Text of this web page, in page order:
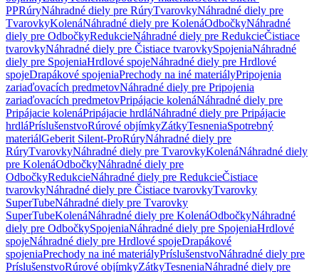
PPRúryNáhradné diely pre RúryTvarovkyNáhradné diely pre
TvarovkyKolenáNáhradné diely pre KolenáOdbočkyNáhradné
diely pre OdbočkyRedukcieNáhradné diely pre RedukcieČistiace
tvarovkyNáhradné diely pre Čistiace tvarovkySpojeniaNáhradné
diely pre SpojeniaHrdlové spojeNáhradné diely pre Hrdlové
spojeDrapákové spojeniaPrechody na iné materiályPripojenia
zariaďovacích predmetovNáhradné diely pre Pripojenia
zariaďovacích predmetovPripájacie kolenáNáhradné diely pre
Pripájacie kolenáPripájacie hrdláNáhradné diely pre Pripájacie
hrdláPríslušenstvoRúrové objímkyZátkyTesneniaSpotrebný
materiálGeberit Silent-ProRúryNáhradné diely pre
RúryTvarovkyNáhradné diely pre TvarovkyKolenáNáhradné diely
pre KolenáOdbočkyNáhradné diely pre
OdbočkyRedukcieNáhradné diely pre RedukcieČistiace
tvarovkyNáhradné diely pre Čistiace tvarovkyTvarovky
SuperTubeNáhradné diely pre Tvarovky
SuperTubeKolenáNáhradné diely pre KolenáOdbočkyNáhradné
diely pre OdbočkySpojeniaNáhradné diely pre SpojeniaHrdlové
spojeNáhradné diely pre Hrdlové spojeDrapákové
spojeniaPrechody na iné materiályPríslušenstvoNáhradné diely pre
PríslušenstvoRúrové objímkyZátkyTesneniaNáhradné diely pre